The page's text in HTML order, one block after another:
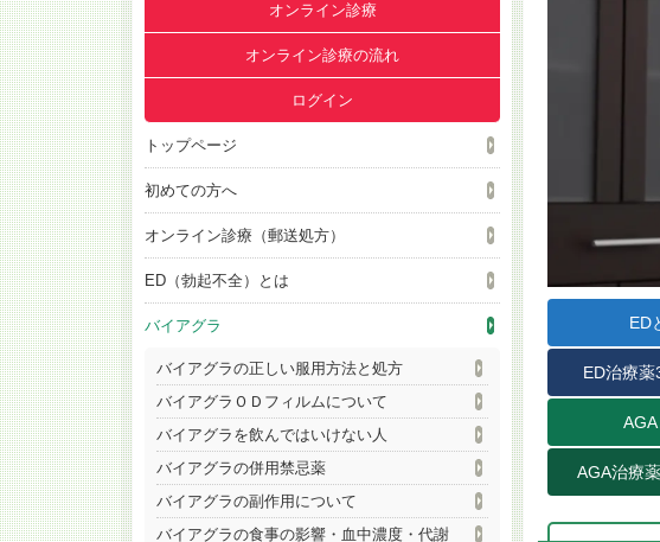
オンライン診療
オンライン診療の流れ
ログイン
トップページ
初めての方へ
オンライン診療（郵送処方）
ED（勃起不全）とは
バイアグラ
バイアグラの正しい服用方法と処方
バイアグラＯＤフィルムについて
バイアグラを飲んではいけない人
バイアグラの併用禁忌薬
バイアグラの副作用について
バイアグラの食事の影響・血中濃度・代謝
ED
ED治療薬
AGA治療薬